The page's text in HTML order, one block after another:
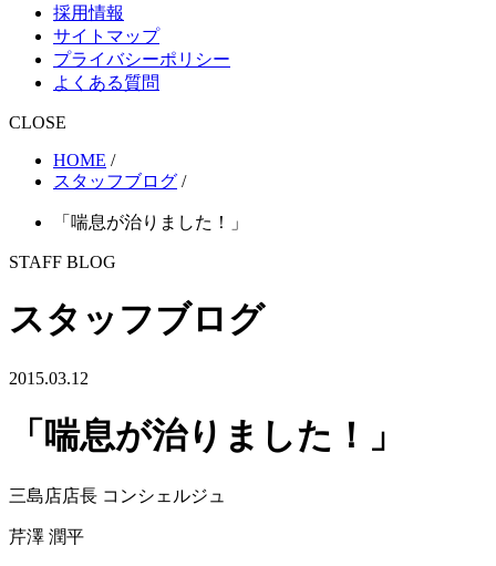
採用情報
サイトマップ
プライバシーポリシー
よくある質問
CLOSE
HOME /
スタッフブログ /
「喘息が治りました！」
STAFF BLOG
スタッフブログ
2015.03.12
「喘息が治りました！」
三島店店長 コンシェルジュ
芹澤 潤平